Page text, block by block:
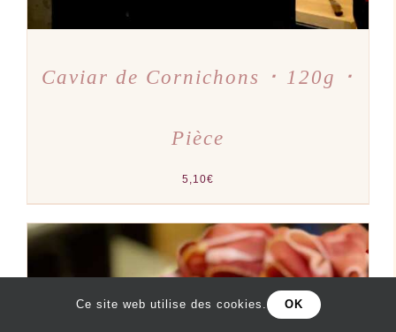
Caviar de Cornichons ･ 120g ･
Pièce
5,10€
Ce site web utilise des cookies. OK